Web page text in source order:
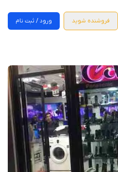
فروشنده شوید ورود / ثبت نام